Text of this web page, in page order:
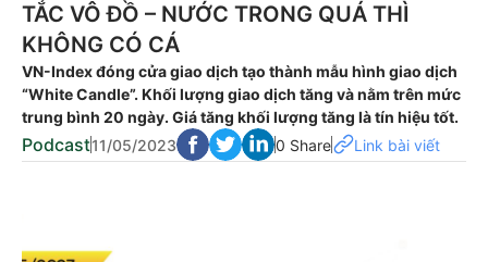
TẮC VÔ ĐỒ – NƯỚC TRONG QUÁ THÌ
KHÔNG CÓ CÁ
VN-Index đóng cửa giao dịch tạo thành mẫu hình giao dịch
“White Candle”. Khối lượng giao dịch tăng và nằm trên mức
trung bình 20 ngày. Giá tăng khối lượng tăng là tín hiệu tốt.
Podcast11/05/2023 0 Share Link bài viết